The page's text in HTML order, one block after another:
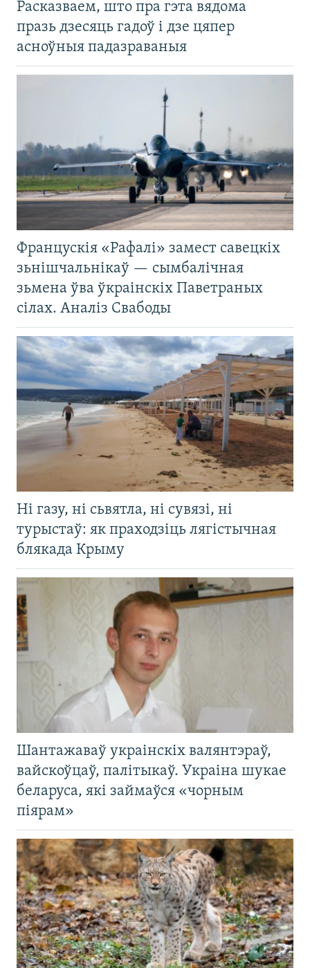
Расказваем, што пра гэта вядома
празь дзесяць гадоў і дзе цяпер
асноўныя падазраваныя
Францускія «Рафалі» замест савецкіх
зьнішчальнікаў — сымбалічная
зьмена ўва ўкраінскіх Паветраных
сілах. Аналіз Свабоды
Ні газу, ні сьвятла, ні сувязі, ні
турыстаў: як праходзіць лягістычная
блякада Крыму
Шантажаваў украінскіх валянтэраў,
вайскоўцаў, палітыкаў. Украіна шукае
беларуса, які займаўся «чорным
піярам»